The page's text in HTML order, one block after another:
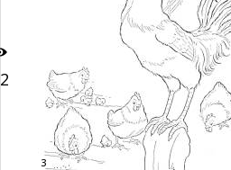
12
3